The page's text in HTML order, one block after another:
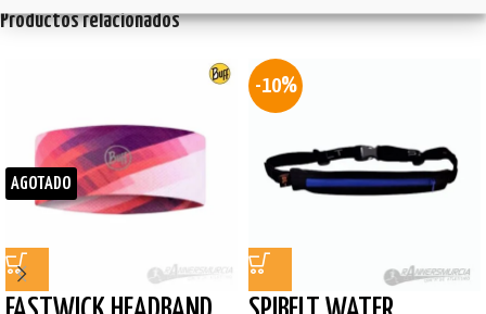
Productos relacionados
AGOTADO
-10%